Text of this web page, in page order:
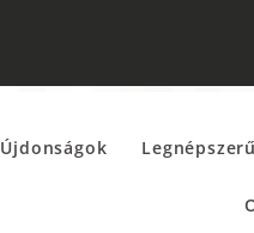
Újdonságok